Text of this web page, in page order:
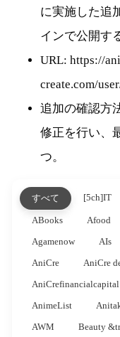
に実施した追
インで公開す
URL: https://
create.com/
追加の確認方
修正を行い、
つ。
すべて [5ch]IT
ABooks Afood
Agamenow
AIs
AniCre
AniCre
AniCrefinancialcapital
AnimeList
AWM
Beauty